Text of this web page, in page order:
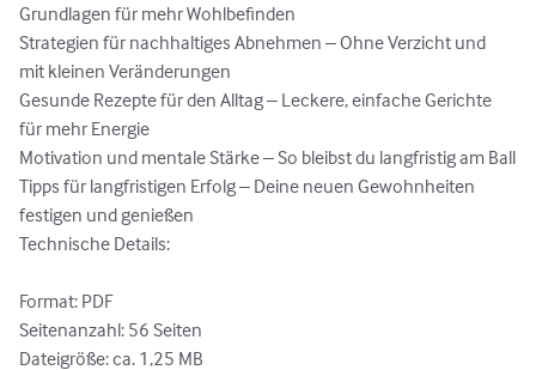
Grundlagen für mehr Wohlbefinden
Strategien für nachhaltiges Abnehmen – Ohne Verzicht und
mit kleinen Veränderungen
Gesunde Rezepte für den Alltag – Leckere, einfache Gerichte
für mehr Energie
Motivation und mentale Stärke – So bleibst du langfristig am Ball
Tipps für langfristigen Erfolg – Deine neuen Gewohnheiten
festigen und genießen
Technische Details:
Format: PDF
Seitenanzahl: 56 Seiten
Dateigröße: ca. 1,25 MB